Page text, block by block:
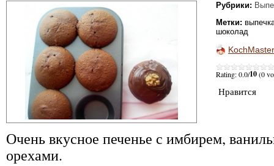
Рубрики:
Метки:
шоколад
KochMaster
Rating: 0.0/10(0
Нравится
Очень вкусное печенье с имбирем,
орехами.